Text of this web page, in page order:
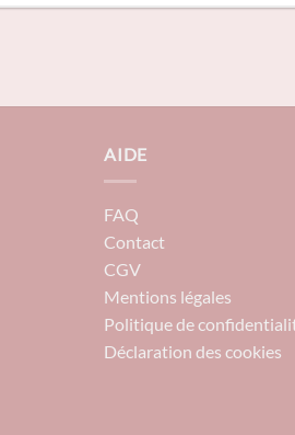
AIDE
FAQ
Contact
CGV
Mentions légales
Politique de
Déclaration des cookies